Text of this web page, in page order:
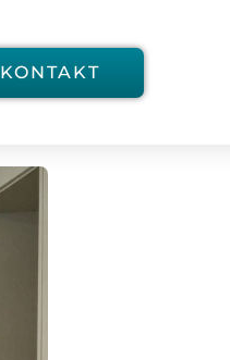
KONTAKT